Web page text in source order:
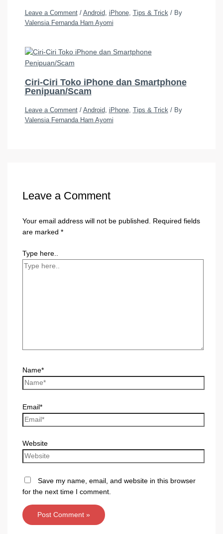
Leave a Comment / Android, iPhone, Tips & Trick / By
Valensia Fernanda Ham Ayomi
Ciri-Ciri Toko iPhone dan Smartphone
Penipuan/Scam
Leave a Comment / Android, iPhone, Tips & Trick / By
Valensia Fernanda Ham Ayomi
Leave a Comment
Your email address will not be published. Required fields
are marked *
Type here..
Name*
Email*
Website
Save my name, email, and website in this browser
for the next time I comment.